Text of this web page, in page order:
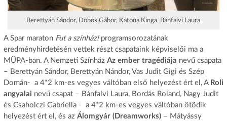
Berettyán Sándor, Dobos Gábor, Katona Kinga, Bánfalvi Laura
A Spar maraton Fut a színház!programsorozatának
eredményhirdetésén vettek részt csapataink képviselői ma a
MÜPA-ban. A Nemzeti Színház Az ember tragédiája nevű csapata
– Berettyán Sándor, Berettyán Nándor, Vas Judit Gigi és Szép
Domán- a 4*2 km-es vegyes váltóban első helyezést ért el, A Roli
angyalai nevű csapat – Bánfalvi Laura, Bordás Roland, Nagy Judit
és Csaholczi Gabriella - a 4*2 km-es vegyes váltóban ötödik
helyezést ért el, és az Álomgyár (Dreamworks)– Mátyássy